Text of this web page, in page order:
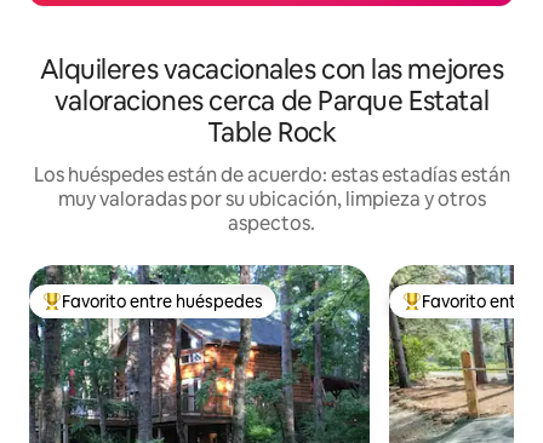
Alquileres vacacionales con las mejores
valoraciones cerca de Parque Estatal
Table Rock
Los huéspedes están de acuerdo: estas estadías están
muy valoradas por su ubicación, limpieza y otros
aspectos.
Favorito entre huéspedes preferido
Favorito entre huéspedes Favorito entre
Favorito entre